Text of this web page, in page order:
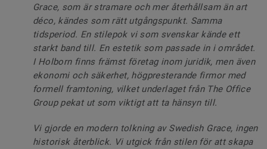
Grace, som är stramare och mer återhållsam än art
déco, kändes som rätt utgångspunkt. Samma
tidsperiod. En stilepok vi som svenskar kände ett
starkt band till. En estetik som passade in i området.
I Holborn finns främst företag inom juridik, men även
ekonomi och säkerhet, högpresterande firmor med
formell framtoning, vilket underlaget från The Office
Group pekat ut som viktigt att ta hänsyn till.
Vi gjorde en modern tolkning av Swedish Grace, ingen
historisk återblick. Vi utgick från stilen för att skapa